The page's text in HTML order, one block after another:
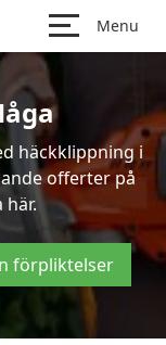
Menu
häckklippning i
offerter på
förpliktelser